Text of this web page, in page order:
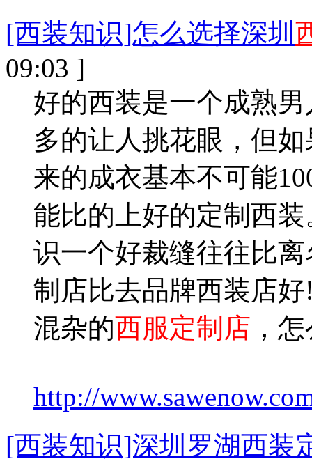
[西装知识]怎么选择深圳
09:03 ]
好的西装是一个成熟
多的让人挑花眼，但
来的成衣基本不可能
能比的上好的定制西
识一个好裁缝往往比
制店比去品牌西装店
混杂的西服定制店 ，
http://
[西装知识]深圳罗湖西装